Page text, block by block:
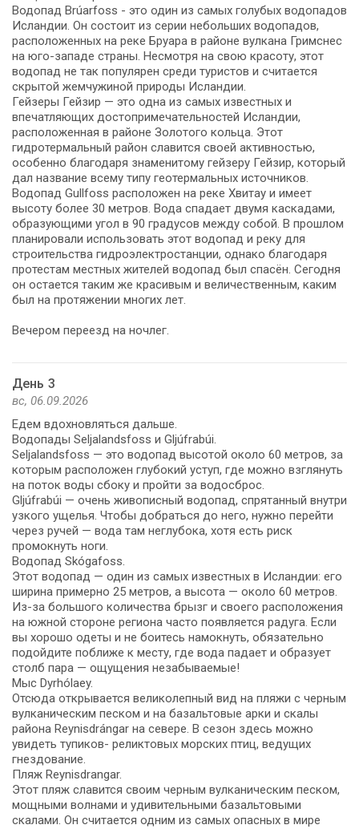
Водопад Brúarfoss - это один из самых голубых водопадов
Исландии. Он состоит из серии небольших водопадов,
расположенных на реке Бруара в районе вулкана Гримснес
на юго-западе страны. Несмотря на свою красоту, этот
водопад не так популярен среди туристов и считается
скрытой жемчужиной природы Исландии.
Гейзеры Гейзир — это одна из самых известных и
впечатляющих достопримечательностей Исландии,
расположенная в районе Золотого кольца. Этот
гидротермальный район славится своей активностью,
особенно благодаря знаменитому гейзеру Гейзир, который
дал название всему типу геотермальных источников.
Водопад Gullfoss расположен на реке Хвитау и имеет
высоту более 30 метров. Вода спадает двумя каскадами,
образующими угол в 90 градусов между собой. В прошлом
планировали использовать этот водопад и реку для
строительства гидроэлектростанции, однако благодаря
протестам местных жителей водопад был спасён. Сегодня
он остается таким же красивым и величественным, каким
был на протяжении многих лет.
Вечером переезд на ночлег.
День 3
вс, 06.09.2026
Едем вдохновляться дальше.
Водопады Seljalandsfoss и Gljúfrabúi.
Seljalandsfoss — это водопад высотой около 60 метров, за
которым расположен глубокий уступ, где можно взглянуть
на поток воды сбоку и пройти за водосброс.
Gljúfrabúi — очень живописный водопад, спрятанный внутри
узкого ущелья. Чтобы добраться до него, нужно перейти
через ручей — вода там неглубока, хотя есть риск
промокнуть ноги.
Водопад Skógafoss.
Этот водопад — один из самых известных в Исландии: его
ширина примерно 25 метров, а высота — около 60 метров.
Из-за большого количества брызг и своего расположения
на южной стороне региона часто появляется радуга. Если
вы хорошо одеты и не боитесь намокнуть, обязательно
подойдите поближе к месту, где вода падает и образует
столб пара — ощущения незабываемые!
Мыс Dyrhólaey.
Отсюда открывается великолепный вид на пляжи с черным
вулканическим песком и на базальтовые арки и скалы
района Reynisdrán­gar на севере. В сезон здесь можно
увидеть тупиков- реликтовых морских птиц, ведущих
гнездование.
Пляж Reynisdrangar.
Этот пляж славится своим черным вулканическим песком,
мощными волнами и удивительными базальтовыми
скалами. Он считается одним из самых опасных в мире